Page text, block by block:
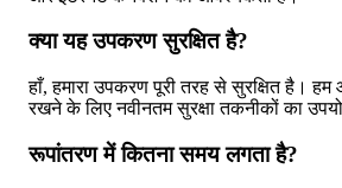
क्या यह उपकरण सुरक्षित है?
हाँ, हमारा उपकरण पूरी तरह से सुरक्षित है। हम
रखने के लिए नवीनतम सुरक्षा तकनीकों का
रूपांतरण में कितना समय लगता है?